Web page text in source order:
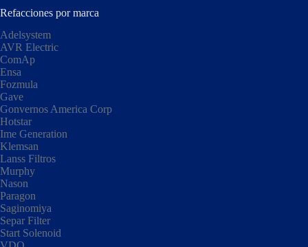
Refacciones por marca
Adelsystem
AVR Electric
ComAp
Ensa
Fozmula
Gave
Gonvernos America Corp
Hotstar
Ime Generation
Klemsan
Lanss Filtros
Murphy
Nason
Paragon
Saginomiya
Separ Filter
Start Solenoid